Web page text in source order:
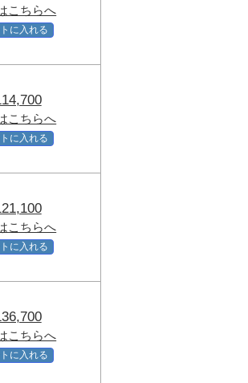
こちらへ
に入れる
こちらへ
に入れる
こちらへ
に入れる
こちらへ
に入れる